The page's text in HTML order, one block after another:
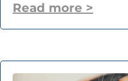
Read more >